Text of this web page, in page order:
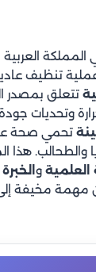
المملكة العربية
تنظيف
تتعلق بمصدر
وتحديات
تحمي صحة
والطحالب. هذا
العلمية و
مهمة مخيفة